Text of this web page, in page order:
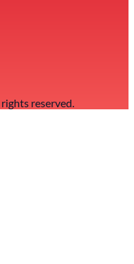
reserved.